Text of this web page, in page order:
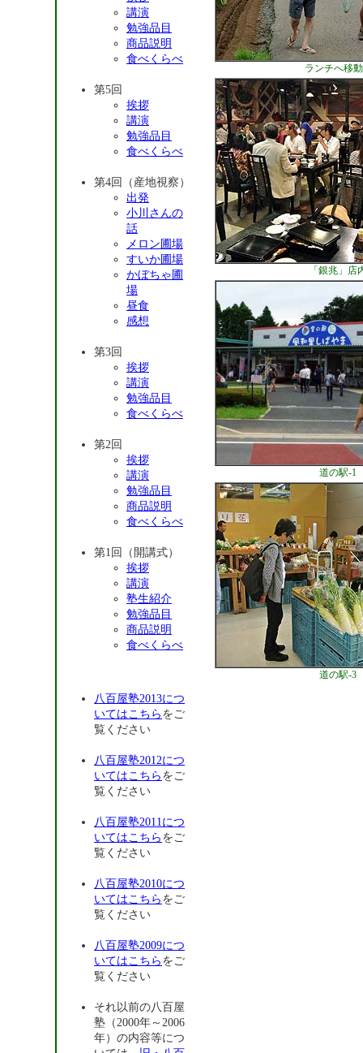
講演
勉強品目
商品説明
食べくらべ
第5回
挨拶
講演
勉強品目
食べくらべ
第4回（産地視察）
出発
小川さんの
話
メロン圃場
すいか圃場
かぼちゃ圃
場
昼食
感想
第3回
挨拶
講演
勉強品目
食べくらべ
第2回
挨拶
講演
勉強品目
商品説明
食べくらべ
第1回（開講式）
挨拶
講演
塾生紹介
勉強品目
商品説明
食べくらべ
八百屋塾2013につ
いてはこちら をご
覧ください
八百屋塾2012につ
いてはこちら をご
覧ください
八百屋塾2011につ
いてはこちら をご
覧ください
八百屋塾2010につ
いてはこちら をご
覧ください
八百屋塾2009につ
いてはこちら をご
覧ください
それ以前の八百屋
塾（2000年～2006
年）の内容等につ
ランチへ移
「銀兆」店
道の駅-1
道の駅-3